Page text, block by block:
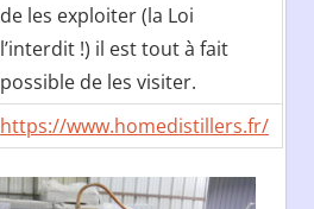
de les exploiter (la Loi
l’interdit !) il est tout à fait
possible de les visiter.
https://www.homedistillers.fr/